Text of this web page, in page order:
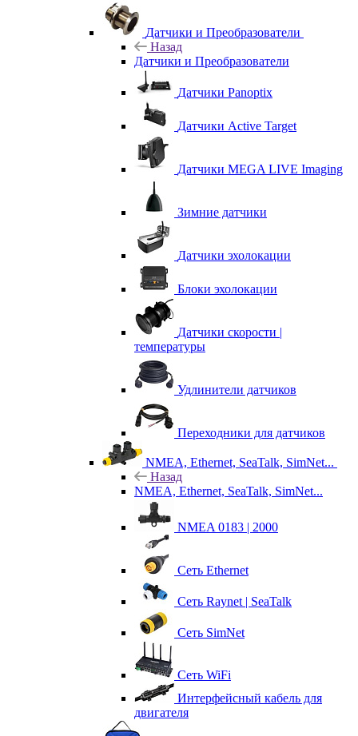
Датчики и Преобразователи
Назад
Датчики и Преобразователи
Датчики Panoptix
Датчики Active Target
Датчики MEGA LIVE Imaging
Зимние датчики
Датчики эхолокации
Блоки эхолокации
Датчики скорости |
температуры
Удлинители датчиков
Переходники для датчиков
NMEA, Ethernet, SeaTalk, SimNet...
Назад
NMEA, Ethernet, SeaTalk, SimNet...
NMEA 0183 | 2000
Сеть Ethernet
Сеть Raynet | SeaTalk
Сеть SimNet
Сеть WiFi
Интерфейсный кабель для
двигателя